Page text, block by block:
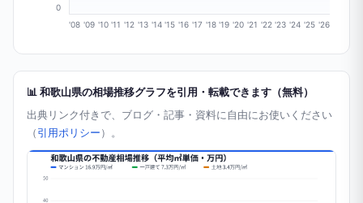
0
'08 '09 '10 '11 '12 '13 '14 '15 '16 '17 '18 '19 '20 '21 '22 '23 '24 '25 '26
📊 和歌山県の相場推移グラフを引用・転載できます（無料）
出典リンク付きで、ブログ・記事・資料に自由にお使いください
（引用ポリシー）。